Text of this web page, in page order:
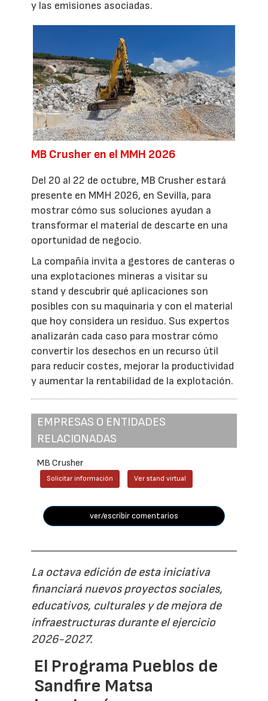
y las emisiones asociadas.
MB Crusher en el MMH 2026
Del 20 al 22 de octubre, MB Crusher estará
presente en MMH 2026, en Sevilla, para
mostrar cómo sus soluciones ayudan a
transformar el material de descarte en una
oportunidad de negocio.
La compañía invita a gestores de canteras o
una explotaciones mineras a visitar su
stand y descubrir qué aplicaciones son
posibles con su maquinaria y con el material
que hoy considera un residuo. Sus expertos
analizarán cada caso para mostrar cómo
convertir los desechos en un recurso útil
para reducir costes, mejorar la productividad
y aumentar la rentabilidad de la explotación.
EMPRESAS O ENTIDADES
RELACIONADAS
MB Crusher
Solicitar información Ver stand virtual
ver/escribir comentarios
La octava edición de esta iniciativa
financiará nuevos proyectos sociales,
educativos, culturales y de mejora de
infraestructuras durante el ejercicio
2026-2027.
El Programa Pueblos de
Sandfire Matsa